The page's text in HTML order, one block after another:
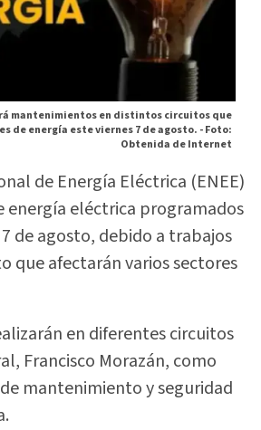
mantenimientos en distintos circuitos que
de energía este viernes 7 de agosto. -Foto:
Obtenida de Internet
de Energía Eléctrica (ENEE)
energía eléctrica programados
de agosto, debido a trabajos
que afectarán varios sectores
en diferentes circuitos
Francisco Morazán, como
mantenimiento y seguridad